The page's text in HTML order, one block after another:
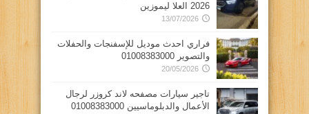
2026 العلا ليموزين
13/07/2026
فراري احدث موديل للإسفنجات والحفلات
والتصوير 01008383000
20/05/2026
تاجير سيارات مصفحه لاند كروزر لرجال
الأعمال والدبلوماسيين 01008383000